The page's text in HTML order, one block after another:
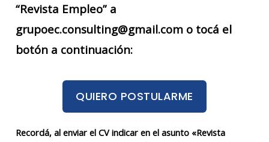
“Revista Empleo” a
grupoec.consulting@gmail.com o tocá el
botón a continuación:
QUIERO POSTULARME
Recordá, al enviar el CV indicar en el asunto «Revista